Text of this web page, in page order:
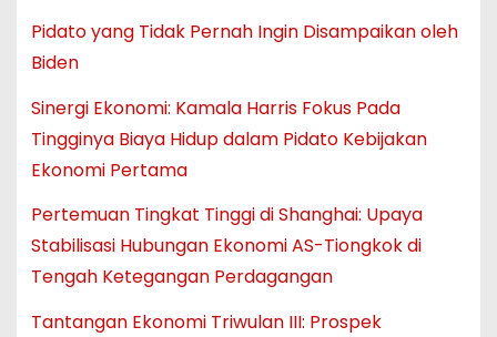
Pidato yang Tidak Pernah Ingin Disampaikan oleh
Biden
Sinergi Ekonomi: Kamala Harris Fokus Pada
Tingginya Biaya Hidup dalam Pidato Kebijakan
Ekonomi Pertama
Pertemuan Tingkat Tinggi di Shanghai: Upaya
Stabilisasi Hubungan Ekonomi AS-Tiongkok di
Tengah Ketegangan Perdagangan
Tantangan Ekonomi Triwulan III: Prospek